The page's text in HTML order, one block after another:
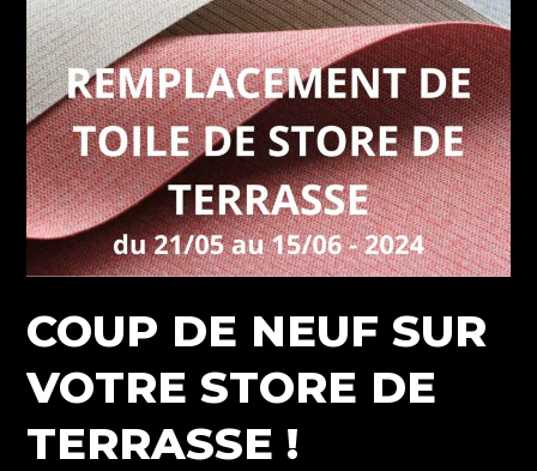
COUP DE NEUF SUR
VOTRE STORE DE
TERRASSE !